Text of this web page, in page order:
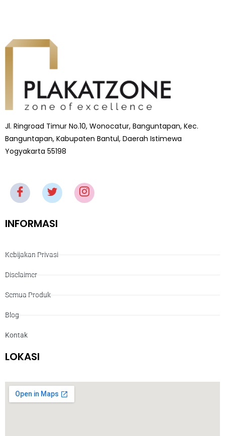
Jl. Ringroad Timur No.10, Wonocatur, Banguntapan, Kec.
Banguntapan, Kabupaten Bantul, Daerah Istimewa
Yogyakarta 55198
INFORMASI
Kebijakan Privasi
Disclaimer
Semua Produk
Blog
Kontak
LOKASI